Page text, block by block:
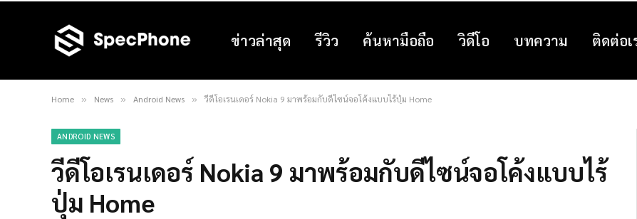
ข่าวล่าสุด รีวิว ค้นหามือถือ วิดีโอ บทความ ติดต่อเ
Home » News » Android News » วีดีโอเรนเดอร์ Nokia 9 มาพร้อมกับดีไซน์จอโค้งแบบไร้ปุ่ม Home
ANDROID NEWS
วีดีโอเรนเดอร์ Nokia 9 มาพร้อมกับดีไซน์จอโค้งแบบไร้
ปุ่ม Home